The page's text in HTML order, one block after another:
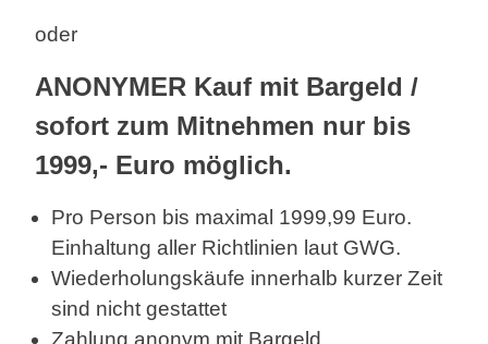
oder
ANONYMER Kauf mit Bargeld /
sofort zum Mitnehmen nur bis
1999,- Euro möglich.
Pro Person bis maximal 1999,99 Euro.
Einhaltung aller Richtlinien laut GWG.
Wiederholungskäufe innerhalb kurzer Zeit
sind nicht gestattet